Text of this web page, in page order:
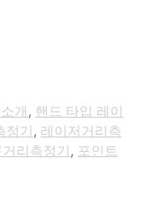
개, 핸드 타입 레이
정기, 레이저거리측
리측정기, 포인트